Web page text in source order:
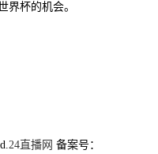
界杯的机会。
24直播网 备案号：